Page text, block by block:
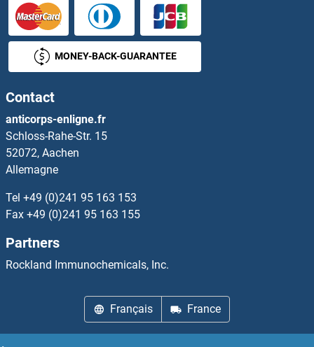
HNRNPUL2 Kits ELISA
HNRPDL Kits ELISA
HNRPLL Kits ELISA
HOGA1 Kits ELISA
Homeobox B7 Kits ELISA
HOMER1 Kits ELISA
Homovanillic Acid Kits ELISA
HORMAD1 Kits ELISA
HOXA1 Kits ELISA
MONEY-BACK-GUARANTEE
Contact
anticorps-enligne.fr
Schloss-Rahe-Str. 15
52072, Aachen
Allemagne
Tel +49 (0)241 95 163 153
Fax +49 (0)241 95 163 155
Partners
Rockland Immunochemicals, Inc.
Français France